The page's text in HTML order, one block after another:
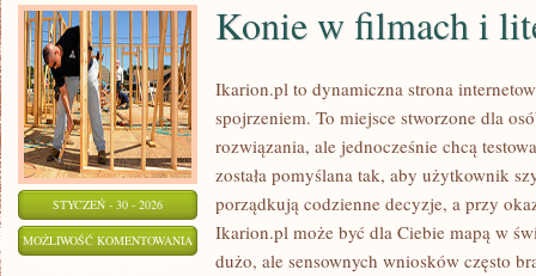
STYCZEŃ - 30 - 2026
MOŻLIWOŚĆ KOMENTOWANIA KONIE
Konie w filmach i
Ikarion.pl to dynamiczna strona
spojrzeniem. To miejsce stworzone dla
rozwiązania, ale jednocześnie chcą
została pomyślana tak, aby użytkownik
porządkują codzienne decyzje, a przy
Ikarion.pl może być dla Ciebie mapą w
dużo, ale sensownych wniosków często